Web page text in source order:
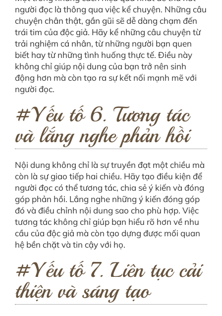
người đọc là thông qua việc kể chuyện. Những câu
chuyện chân thật, gần gũi sẽ dễ dàng chạm đến
trái tim của độc giả. Hãy kể những câu chuyện từ
trải nghiệm cá nhân, từ những người bạn quen
biết hay từ những tình huống thực tế. Điều này
không chỉ giúp nội dung của bạn trở nên sinh
động hơn mà còn tạo ra sự kết nối mạnh mẽ với
người đọc.
#Yếu tố 6. Tương tác
và lắng nghe phản hồi
Nội dung không chỉ là sự truyền đạt một chiều mà
còn là sự giao tiếp hai chiều. Hãy tạo điều kiện để
người đọc có thể tương tác, chia sẻ ý kiến và đóng
góp phản hồi. Lắng nghe những ý kiến đóng góp
đó và điều chỉnh nội dung sao cho phù hợp. Việc
tương tác không chỉ giúp bạn hiểu rõ hơn về nhu
cầu của độc giả mà còn tạo dựng được mối quan
hệ bền chặt và tin cậy với họ.
#Yếu tố 7. Liên tục cải
thiện và sáng tạo